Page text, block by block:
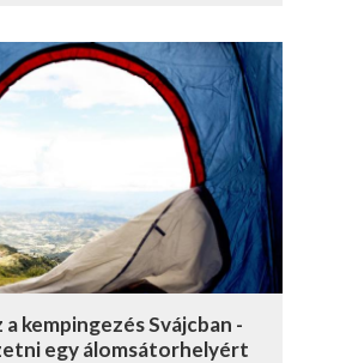
kempingezés Svájcban -
egy álomsátorhelyért